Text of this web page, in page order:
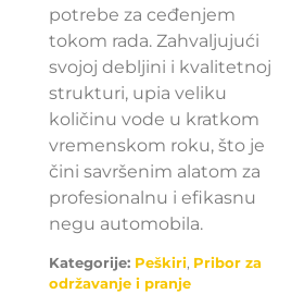
potrebe za ceđenjem
tokom rada. Zahvaljujući
svojoj debljini i kvalitetnoj
strukturi, upia veliku
količinu vode u kratkom
vremenskom roku, što je
čini savršenim alatom za
profesionalnu i efikasnu
negu automobila.
Kategorije: Peškiri, Pribor za
održavanje i pranje